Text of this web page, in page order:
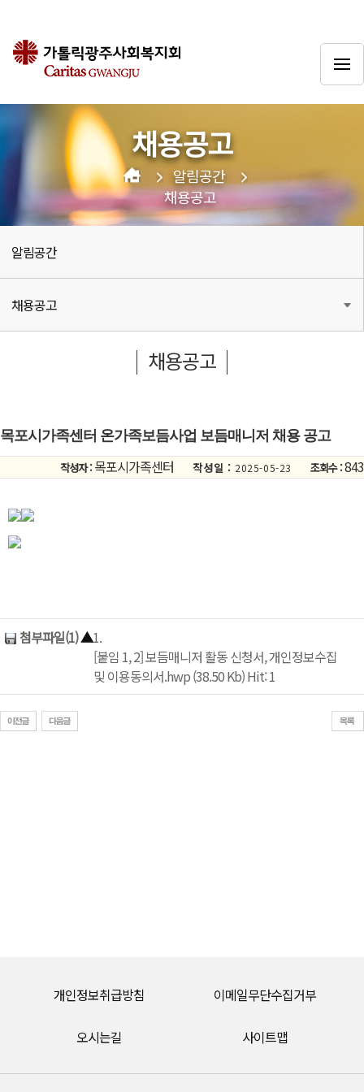
채용공고
알림공간
채용공고
알림공간
채용공고
채용공고
목포시가족센터 온가족보듬사업 보듬매니저 채용 공고
작성자 :목포시가족센터 작성일 : 2025-05-23 조회수 :843
첨부파일(1)▲1.
[붙임 1, 2] 보듬매니저 활동 신청서, 개인정보수집
및 이용동의서.hwp (38.50 Kb) Hit: 1
개인정보취급방침 이메일무단수집거부
오시는길 사이트맵